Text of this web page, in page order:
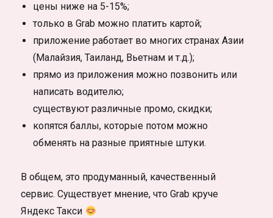
цены ниже на 5-15%;
только в Grab можно платить картой;
приложение работает во многих странах Азии
(Малайзия, Таиланд, Вьетнам и т.д.);
прямо из приложения можно позвонить или
написать водителю;
существуют различные промо, скидки;
копятся баллы, которые потом можно
обменять на разные приятные штуки.
В общем, это продуманный, качественный
сервис. Существует мнение, что Grab круче
Яндекс Такси